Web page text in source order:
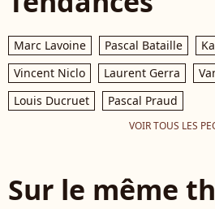
Marc Lavoine Pascal Bataille
Vincent Niclo
Laurent Gerra
Louis Ducruet
Pascal Praud
VOIR TOUS LES
Sur le même